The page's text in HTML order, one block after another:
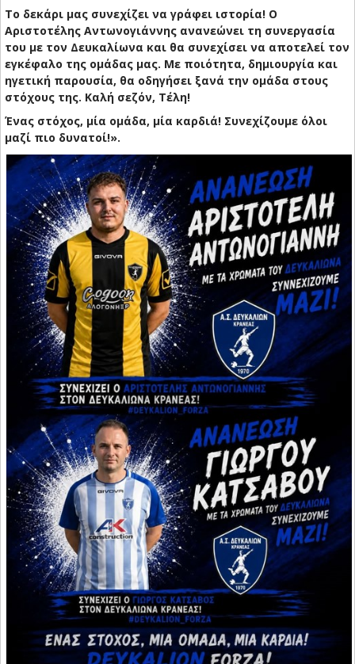
Το δεκάρι μας συνεχίζει να γράφει ιστορία! Ο
Αριστοτέλης Αντωνογιάννης ανανεώνει τη συνεργασία
του με τον Δευκαλίωνα και θα συνεχίσει να αποτελεί τον
εγκέφαλο της ομάδας μας. Με ποιότητα, δημιουργία και
ηγετική παρουσία, θα οδηγήσει ξανά την ομάδα στους
στόχους της. Καλή σεζόν, Τέλη!
Ένας στόχος, μία ομάδα, μία καρδιά! Συνεχίζουμε όλοι
μαζί πιο δυνατοί!».